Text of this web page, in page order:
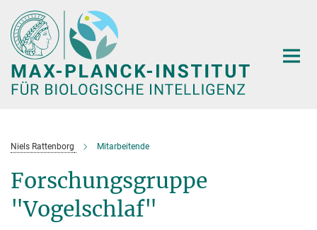
Hauptinhalt
Niels Rattenborg Mitarbeitende
Forschungsgruppe
"Vogelschlaf"